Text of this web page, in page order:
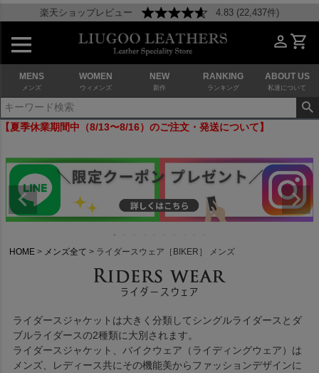
楽天ショップレビュー 4.83 (22,437件)
MENS
メンズ
WOMEN
ウィメンズ
NEW
新作
RANKING
ランキング
ABOUT US
私達について
【夏季休業期間中（8/13〜8/16）のご注文・発送について】
HOME メンズ全て ライダースウェア［BIKER］ メンズ
ライダースジャケットは大きく分類してシングルライダースとダ
ブルライダースの2種類に大別されます。
ライダースジャケット、バイクウェア（ライディングウェア）は
メンズ、レディース共にその機能美からファッションデザインに